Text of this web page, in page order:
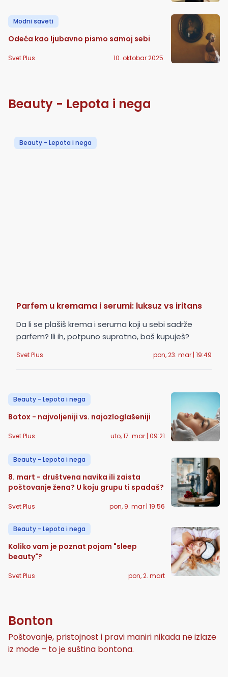
Modni saveti
Odeća kao ljubavno pismo samoj sebi
Svet Plus 10. oktobar 2025.
Beauty - Lepota i nega
Beauty - Lepota i nega
Parfem u kremama i serumi: luksuz vs iritans
Da li se plašiš krema i seruma koji u sebi sadrže
parfem? Ili ih, potpuno suprotno, baš kupuješ?
Svet Plus pon, 23. mar | 19:49
Beauty - Lepota i nega
Botox - najvoljeniji vs. najozloglašeniji
Svet Plus uto, 17. mar | 09:21
Beauty - Lepota i nega
8. mart - društvena navika ili zaista
poštovanje žena? U koju grupu ti spadaš?
Svet Plus pon, 9. mar | 19:56
Beauty - Lepota i nega
Koliko vam je poznat pojam "sleep
beauty"?
Svet Plus pon, 2. mart
Bonton
Poštovanje, pristojnost i pravi maniri nikada ne izlaze
iz mode – to je suština bontona.